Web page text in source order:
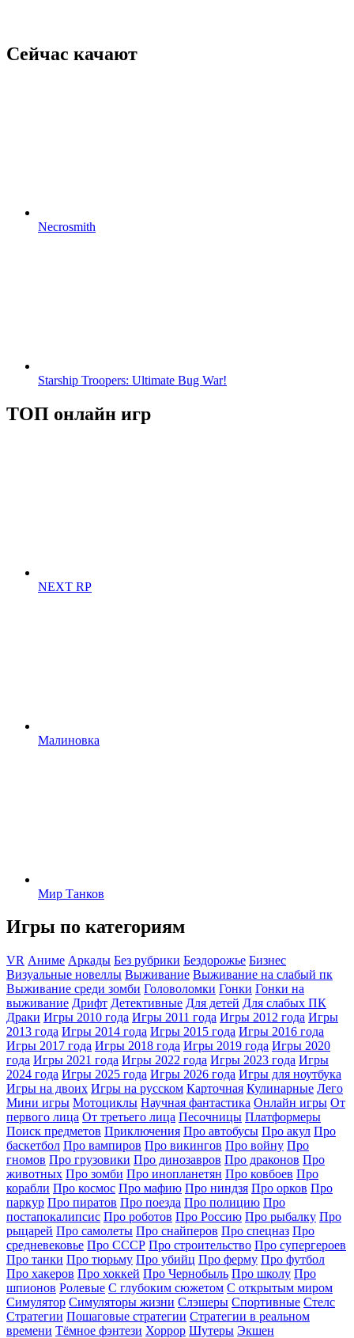
Сейчас качают
Necrosmith
Starship Troopers: Ultimate Bug War!
ТОП онлайн игр
NEXT RP
Малиновка
Мир Танков
Игры по категориям
VR Аниме Аркады Без рубрики Бездорожье Бизнес
Визуальные новеллы Выживание Выживание на слабый пк
Выживание среди зомби Головоломки Гонки Гонки на
выживание Дрифт Детективные Для детей Для слабых ПК
Драки Игры 2010 года Игры 2011 года Игры 2012 года Игры
2013 года Игры 2014 года Игры 2015 года Игры 2016 года
Игры 2017 года Игры 2018 года Игры 2019 года Игры 2020
года Игры 2021 года Игры 2022 года Игры 2023 года Игры
2024 года Игры 2025 года Игры 2026 года Игры для ноутбука
Игры на двоих Игры на русском Карточная Кулинарные Лего
Мини игры Мотоциклы Научная фантастика Онлайн игры От
первого лица От третьего лица Песочницы Платформеры
Поиск предметов Приключения Про автобусы Про акул Про
баскетбол Про вампиров Про викингов Про войну Про
гномов Про грузовики Про динозавров Про драконов Про
животных Про зомби Про инопланетян Про ковбоев Про
корабли Про космос Про мафию Про ниндзя Про орков Про
паркур Про пиратов Про поезда Про полицию Про
постапокалипсис Про роботов Про Россию Про рыбалку Про
рыцарей Про самолеты Про снайперов Про спецназ Про
средневековье Про СССР Про строительство Про супергероев
Про танки Про тюрьму Про убийц Про ферму Про футбол
Про хакеров Про хоккей Про Чернобыль Про школу Про
шпионов Ролевые С глубоким сюжетом С открытым миром
Симулятор Симуляторы жизни Слэшеры Спортивные Стелс
Стратегии Пошаговые стратегии Стратегии в реальном
времени Тёмное фэнтези Хоррор Шутеры Экшен